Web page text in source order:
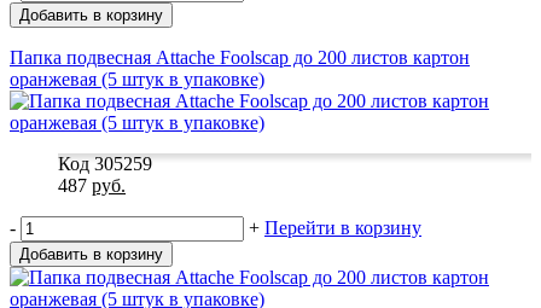
Добавить в корзину
Папка подвесная Attache Foolscap до 200 листов картон
оранжевая (5 штук в упаковке)
Код 305259
487 руб.
- + Перейти в корзину
Добавить в корзину